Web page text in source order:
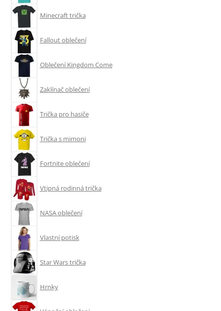
Minecraft trička
Fallout oblečení
Oblečení Kingdom Come
Zaklínač oblečení
Trička pro hasiče
Trička s mimoni
Fortnite oblečení
Vtipná rodinná trička
NASA oblečení
Vlastní potisk
Star Wars trička
Hrnky